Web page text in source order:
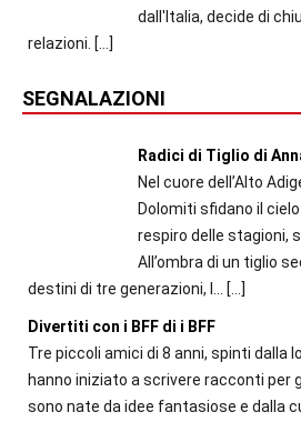
dall'Italia, decide di
relazioni. […]
SEGNALAZIONI
Radici di Tiglio di
Nel cuore dell’Alto
Dolomiti sfidano il
respiro delle stagioni,
All’ombra di un tiglio
destini di tre generazioni, l...
[…]
Divertiti con i BFF di i BFF
Tre piccoli amici di 8 anni, spinti dalla
hanno iniziato a scrivere racconti per
sono nate da idee fantasiose e dalla